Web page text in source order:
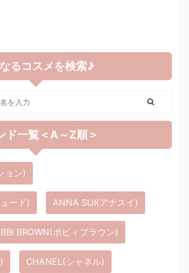
るコスメを検索♪
ド一覧＜A～Z順＞
ョン)
ード) ANNA SUI(アナスイ)
BROWN(ボビィブラウン)
CHANEL(シャネル)